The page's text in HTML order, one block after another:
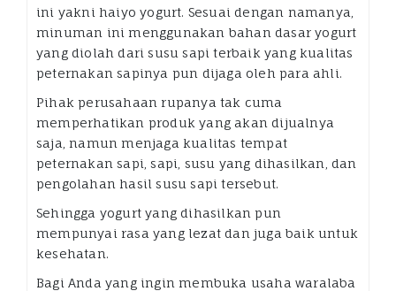
ini yakni haiyo yogurt. Sesuai dengan namanya,
minuman ini menggunakan bahan dasar yogurt
yang diolah dari susu sapi terbaik yang kualitas
peternakan sapinya pun dijaga oleh para ahli.
Pihak perusahaan rupanya tak cuma
memperhatikan produk yang akan dijualnya
saja, namun menjaga kualitas tempat
peternakan sapi, sapi, susu yang dihasilkan, dan
pengolahan hasil susu sapi tersebut.
Sehingga yogurt yang dihasilkan pun
mempunyai rasa yang lezat dan juga baik untuk
kesehatan.
Bagi Anda yang ingin membuka usaha waralaba